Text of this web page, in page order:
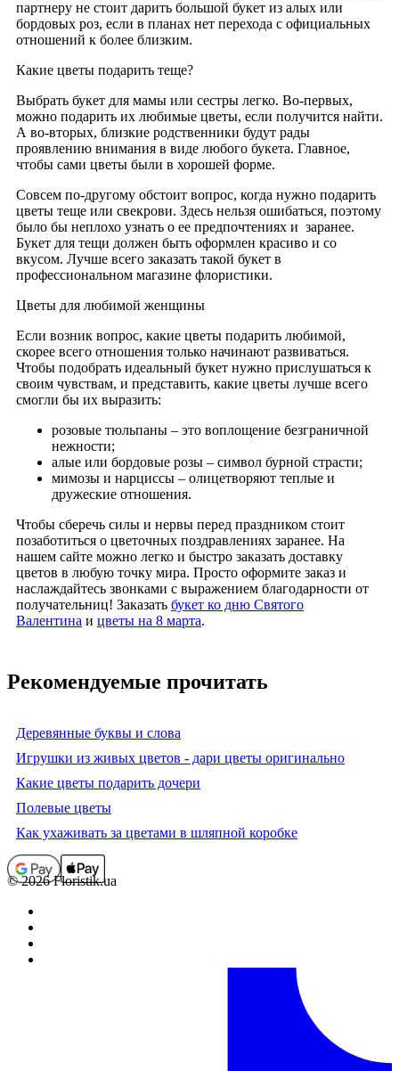
партнеру не стоит дарить большой букет из алых или
бордовых роз, если в планах нет перехода с официальных
отношений к более близким.
Какие цветы подарить теще?
Выбрать букет для мамы или сестры легко. Во-первых,
можно подарить их любимые цветы, если получится найти.
А во-вторых, близкие родственники будут рады
проявлению внимания в виде любого букета. Главное,
чтобы сами цветы были в хорошей форме.
Совсем по-другому обстоит вопрос, когда нужно подарить
цветы теще или свекрови. Здесь нельзя ошибаться, поэтому
было бы неплохо узнать о ее предпочтениях и заранее.
Букет для тещи должен быть оформлен красиво и со
вкусом. Лучше всего заказать такой букет в
профессиональном магазине флористики.
Цветы для любимой женщины
Если возник вопрос, какие цветы подарить любимой,
скорее всего отношения только начинают развиваться.
Чтобы подобрать идеальный букет нужно прислушаться к
своим чувствам, и представить, какие цветы лучше всего
смогли бы их выразить:
розовые тюльпаны – это воплощение безграничной
нежности;
алые или бордовые розы – символ бурной страсти;
мимозы и нарциссы – олицетворяют теплые и
дружеские отношения.
Чтобы сберечь силы и нервы перед праздником стоит
позаботиться о цветочных поздравлениях заранее. На
нашем сайте можно легко и быстро заказать доставку
цветов в любую точку мира. Просто оформите заказ и
наслаждайтесь звонками с выражением благодарности от
получательниц! Заказать букет ко дню Святого
Валентина и цветы на 8 марта.
Рекомендуемые прочитать
Деревянные буквы и слова
Игрушки из живых цветов - дари цветы оригинально
Какие цветы подарить дочери
Полевые цветы
Как ухаживать за цветами в шляпной коробке
© 2026 Floristik.ua